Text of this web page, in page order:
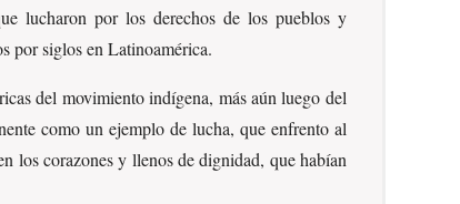
lucharon por los derechos de los pueblos y
por siglos en Latinoamérica.
del movimiento indígena, más aún luego del
como un ejemplo de lucha, que enfrento al
los corazones y llenos de dignidad, que habían